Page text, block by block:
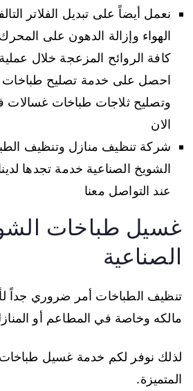
نعمل أيضاً على تبديل الفلاتر
الهواء وإزالة الدهون على
كافة الروائح المزعجة خلال
احصل على خدمة تصليح طباخات
وتصليح ثلاجات طباخات غسالات
الان
شركة تنظيف منازل وتنظيف
الشويخ الصناعية خدمة تجدها
عند التواصل معنا
غسيل طباخات
الصناعية
تنظيف الطباخات أمر ضروري جداً
مالكه وخاصة في المطاعم أو
لذلك نوفر لكم خدمة غسيل طباخات
المتميزة.